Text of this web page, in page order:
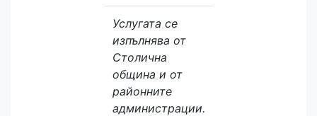
Услугата се
изпълнява от
Столична
община и от
районните
администрации.